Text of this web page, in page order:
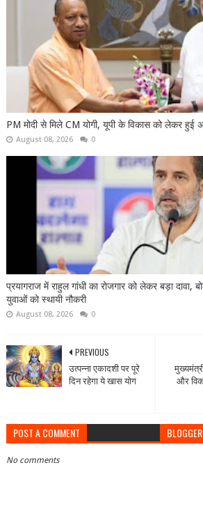
PM मोदी से मिले CM योगी, यूपी के विकास को लेकर हुई
August 08, 2026 0
प्रयागराज में राहुल गांधी का रोजगार को लेकर बड़ा दावा,
युवाओं को स्थायी नौकरी
August 08, 2026 0
मुख्यमंत्री
और
PREVIOUS
उत्पन्ना एकादशी पर पूरे
दिन रहेगा ये खास योग
POST A COMMENT BLOGGER
No comments